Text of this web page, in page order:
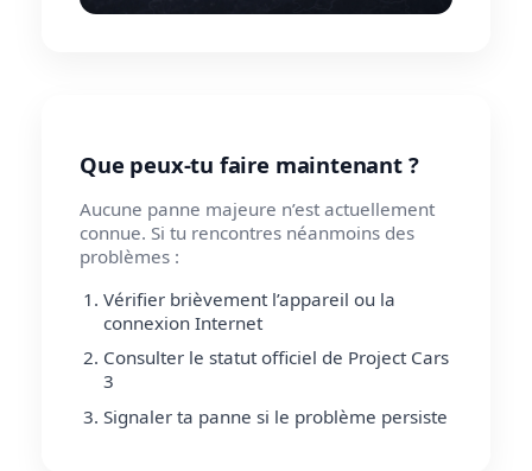
Que peux-tu faire maintenant ?
Aucune panne majeure n’est actuellement
connue. Si tu rencontres néanmoins des
problèmes :
Vérifier brièvement l’appareil ou la
connexion Internet
Consulter le statut officiel de Project Cars
3
Signaler ta panne si le problème persiste